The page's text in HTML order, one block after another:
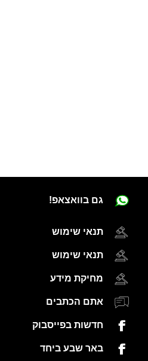
גם בוואצאפ!
תנאי שימוש
תנאי שימוש
מחיקת מידע
אתם הכתבים
חדשות בפייסבוק
באר שבע ביחד